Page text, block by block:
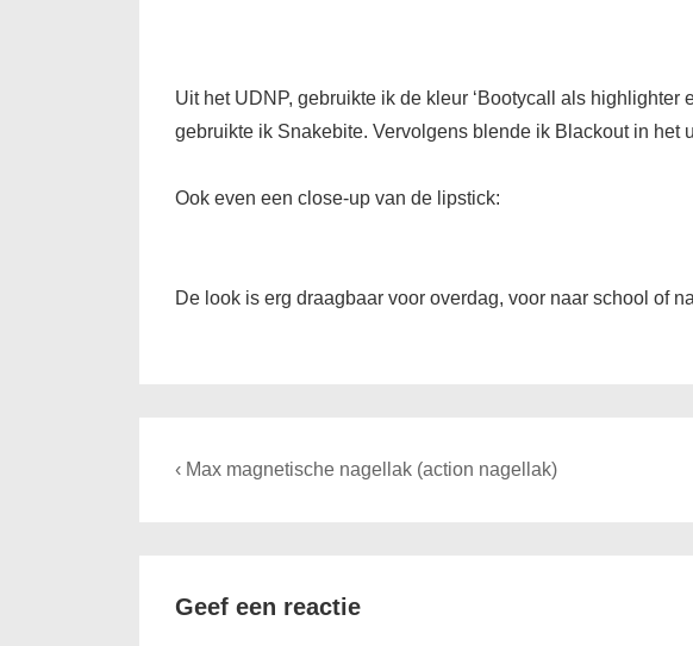
Uit het UDNP, gebruikte ik de kleur ‘Bootycall als
gebruikte ik Snakebite. Vervolgens blende ik Blackout in het
Ook even een close-up van de lipstick:
De look is erg draagbaar voor overdag, voor naar school of
Bericht
Previous
‹ Max magnetische nagellak (action nagellak)
Geef een reactie